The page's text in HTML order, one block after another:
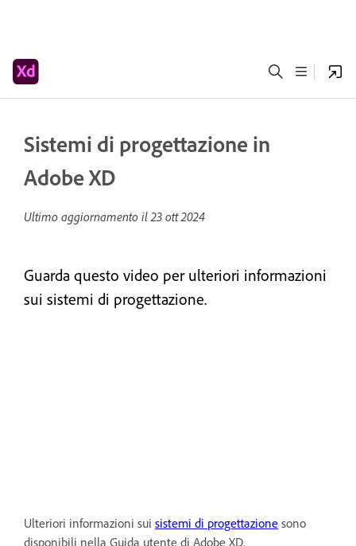
Sistemi di progettazione in
Adobe XD
Ultimo aggiornamento il23 ott 2024
Guarda questo video per ulteriori informazioni
sui sistemi di progettazione.
Ulteriori informazioni sui sistemi di progettazione sono
disponibili nella Guida utente di Adobe XD.